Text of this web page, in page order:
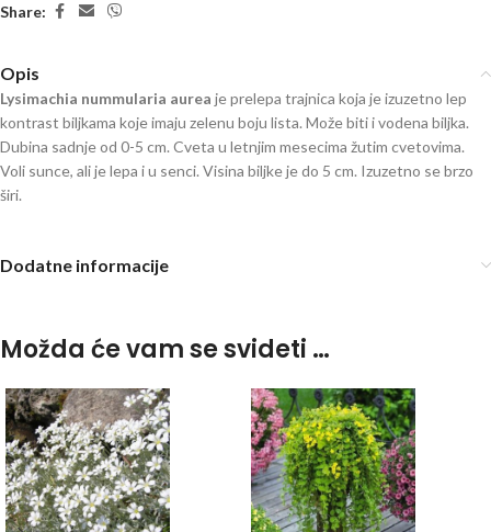
Share:
Opis
Lysimachia nummularia aurea je prelepa trajnica koja je izuzetno lep
kontrast biljkama koje imaju zelenu boju lista. Može biti i vodena biljka.
Dubina sadnje od 0-5 cm. Cveta u letnjim mesecima žutim cvetovima.
Voli sunce, ali je lepa i u senci. Visina biljke je do 5 cm. Izuzetno se brzo
širi.
Dodatne informacije
Možda će vam se svideti …